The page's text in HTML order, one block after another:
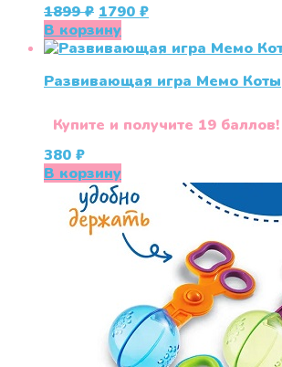
1899₽ Первоначальная
цена
составляла
1790₽Текущая
1790 ₽.
В корзину
Развивающая игра Мемо Коты
Купите и получите 19 баллов!
380 ₽
В корзину